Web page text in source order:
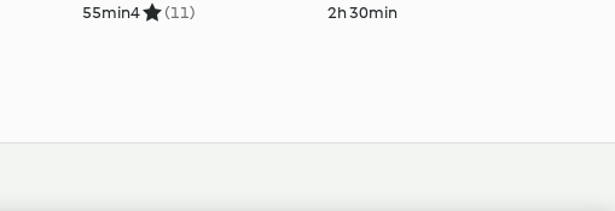
55min4 (11) 2h 30min